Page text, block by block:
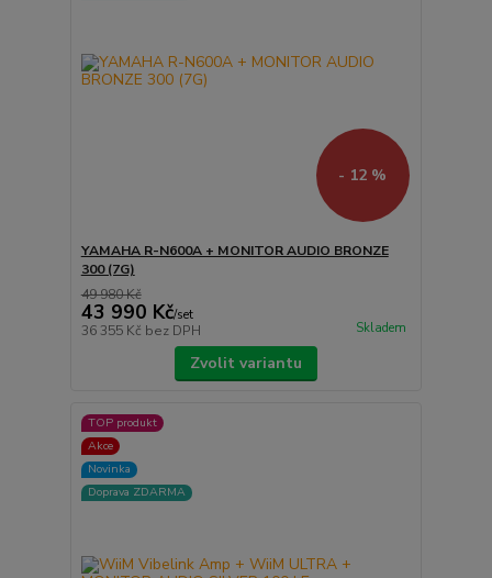
- 12 %
YAMAHA R-N600A + MONITOR AUDIO BRONZE
300 (7G)
49 980 Kč
43 990 Kč/set
36 355 Kč bez DPH Skladem
Zvolit variantu
TOP produkt
Akce
Novinka
Doprava ZDARMA